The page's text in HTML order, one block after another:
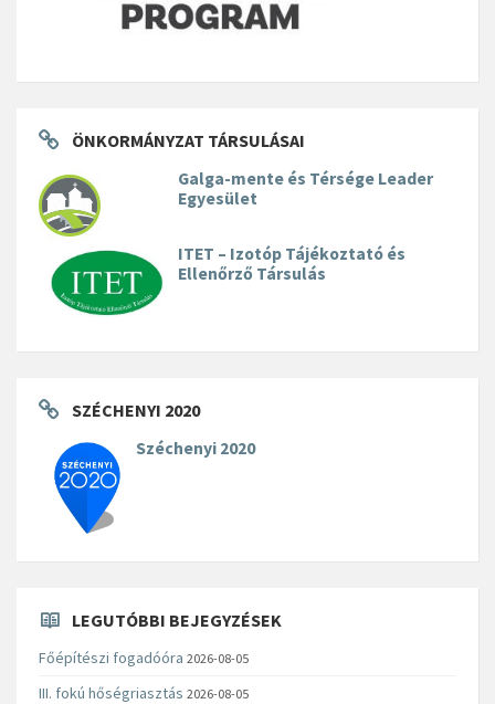
ÖNKORMÁNYZAT TÁRSULÁSAI
Galga-mente és Térsége Leader
Egyesület
ITET – Izotóp Tájékoztató és
Ellenőrző Társulás
SZÉCHENYI 2020
Széchenyi 2020
LEGUTÓBBI BEJEGYZÉSEK
Főépítészi fogadóóra 2026-08-05
III. fokú hőségriasztás 2026-08-05